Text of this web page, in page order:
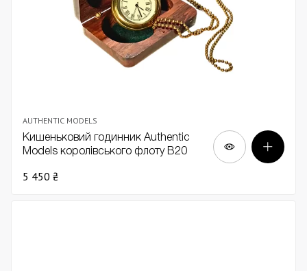
AUTHENTIC MODELS
Кишеньковий годинник Authentic
Models королівського флоту В20
5 450 ₴